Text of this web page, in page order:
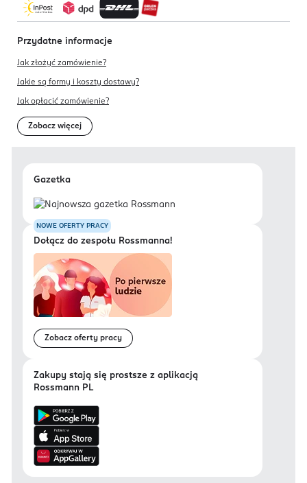
Przydatne informacje
Jak złożyć zamówienie?
Jakie są formy i koszty dostawy?
Jak opłacić zamówienie?
Zobacz więcej
Gazetka
NOWE OFERTY PRACY
Dołącz do zespołu Rossmanna!
Zobacz oferty pracy
Zakupy stają się prostsze z aplikacją
Rossmann PL